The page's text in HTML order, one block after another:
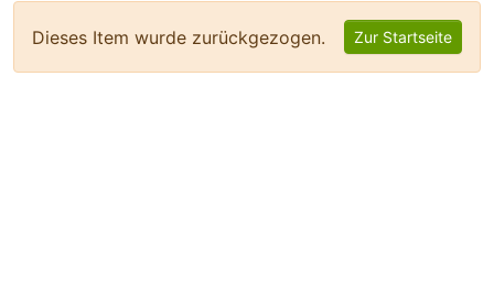
Dieses Item wurde zurückgezogen. Zur Startseite